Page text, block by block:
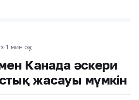
·1 мин оқу
Канада әскери
жасауы мүмкін